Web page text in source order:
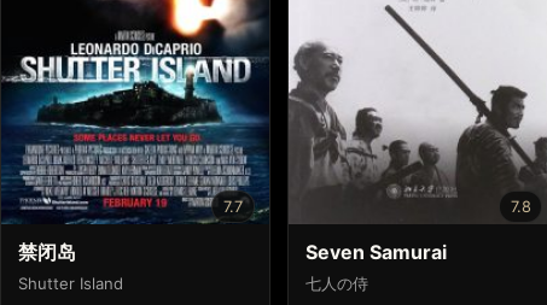
7.7
禁闭岛
Shutter Island
7.8
Seven Samurai
七人の侍